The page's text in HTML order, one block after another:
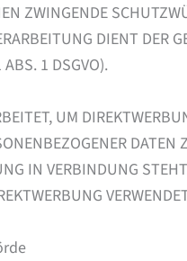
ZWINGENDE
DIENT DER
1 DSGVO).
UM
IN VERBINDUNG